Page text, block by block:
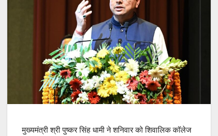
मुख्यमंत्री श्री पुष्कर सिंह धामी ने शनिवार को शिवालिक कॉलेज